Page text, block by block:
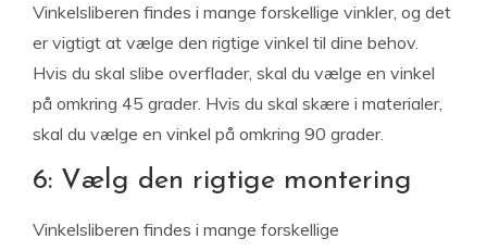
Vinkelsliberen findes i mange forskellige vinkler, og det
er vigtigt at vælge den rigtige vinkel til dine behov.
Hvis du skal slibe overflader, skal du vælge en vinkel
på omkring 45 grader. Hvis du skal skære i materialer,
skal du vælge en vinkel på omkring 90 grader.
6: Vælg den rigtige montering
Vinkelsliberen findes i mange forskellige